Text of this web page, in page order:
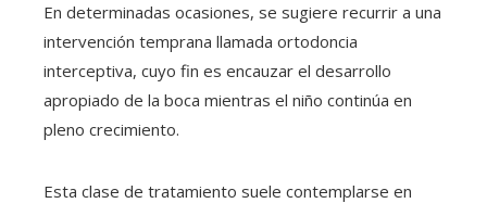
En determinadas ocasiones, se sugiere recurrir a una
intervención temprana llamada ortodoncia
interceptiva, cuyo fin es encauzar el desarrollo
apropiado de la boca mientras el niño continúa en
pleno crecimiento.
Esta clase de tratamiento suele contemplarse en